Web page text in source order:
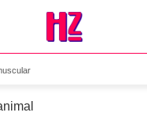
no